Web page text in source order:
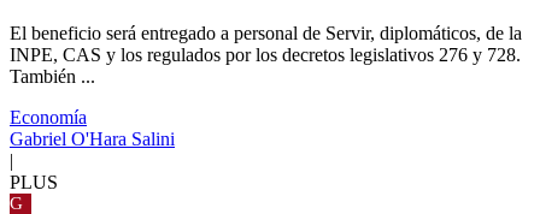
El beneficio será entregado a personal de Servir, diplomáticos, de la
INPE, CAS y los regulados por los decretos legislativos 276 y 728.
También ...
Economía
Gabriel O'Hara Salini
|
PLUS
G